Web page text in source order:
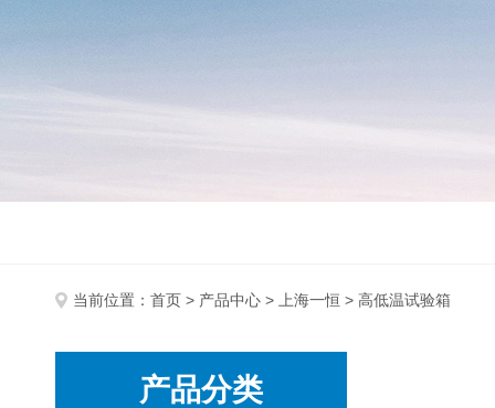
当前位置： 首页 > 产品中心 > 上海一恒 > 高低温试验箱
产品分类